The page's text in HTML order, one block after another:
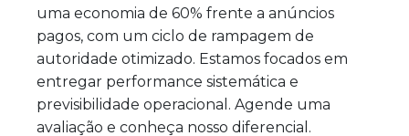
uma economia de 60% frente a anúncios
pagos, com um ciclo de rampagem de
autoridade otimizado. Estamos focados em
entregar performance sistemática e
previsibilidade operacional. Agende uma
avaliação e conheça nosso diferencial.